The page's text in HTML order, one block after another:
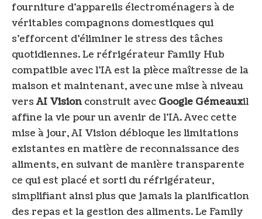
fourniture d’appareils électroménagers à de
véritables compagnons domestiques qui
s’efforcent d’éliminer le stress des tâches
quotidiennes. Le réfrigérateur Family Hub
compatible avec l’IA est la pièce maîtresse de la
maison et maintenant, avec une mise à niveau
vers AI Vision construit avec Google Gémeauxil
affine la vie pour un avenir de l’IA. Avec cette
mise à jour, AI Vision débloque les limitations
existantes en matière de reconnaissance des
aliments, en suivant de manière transparente
ce qui est placé et sorti du réfrigérateur,
simplifiant ainsi plus que jamais la planification
des repas et la gestion des aliments. Le Family